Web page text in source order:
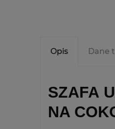
Opis Dane
SZAFA
NA